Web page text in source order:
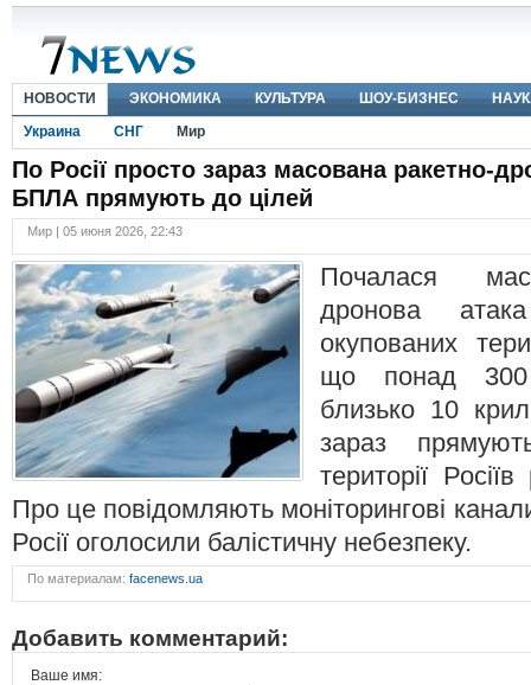
НОВОСТИ ЭКОНОМИКА КУЛЬТУРА ШОУ-БИЗНЕС
Украина
СНГ Мир
По Росії просто зараз масована ракетно-
БПЛА прямують до цілей
Мир | 05 июня 2026, 22:43
Почалася
дронова
окупованих
що понад 300
близько 10
зараз
території
Про це повідомляють моніторингові
Росії оголосили балістичну небезпеку.
По материалам: facenews.ua
Добавить комментарий:
Ваше имя: